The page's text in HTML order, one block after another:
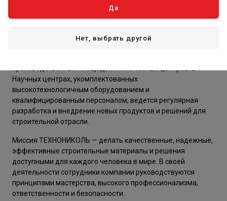
Научных центрах, укомплектованных
высокотехнологичным оборудованием и
квалифицированным персоналом, ведется регулярная
разработка и внедрение новых продуктов и решений для
строительной отрасли.
Миссия ТЕХНОНИКОЛЬ — делать качественные, надежные,
эффективные строительные материалы и решения
доступными для каждого человека в мире. В своей
деятельности сотрудники компании руководствуются
принципами мастерства, высокого профессионализма,
ответственности и безопасности.
Да
Нет, выбрать другой